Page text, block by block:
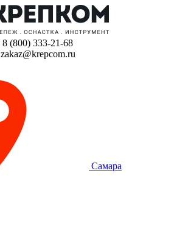
8 (800) 333-21-68
zakaz@krepcom.ru
Самара